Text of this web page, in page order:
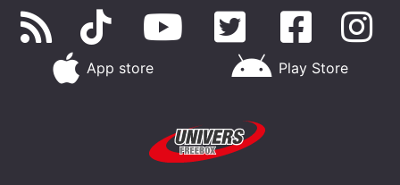
App store Play Store